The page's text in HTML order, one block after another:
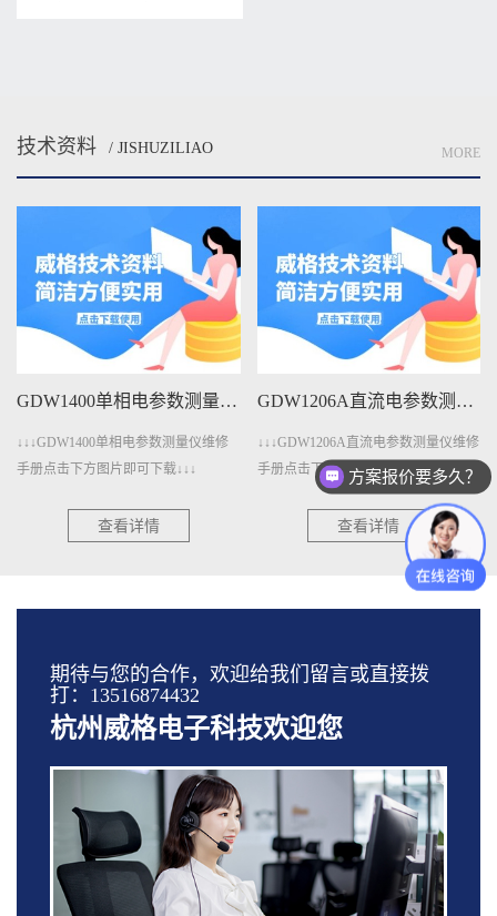
技术资料 / JISHUZILIAO MORE
GDW1400单相电参数测量仪维修手册下载
↓↓↓GDW1400单相电参数测量仪维修
手册点击下方图片即可下载↓↓↓
查看详情
GDW1206A直流电参数测量仪维修手册下载
↓↓↓GDW1206A直流电参数测量仪维修
手册点击下方图片即可下载↓↓↓
查看详情
期待与您的合作，欢迎给我们留言或直接拨
打：13516874432
杭州威格电子科技欢迎您
方案报价要多久？